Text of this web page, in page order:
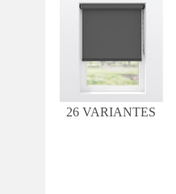
26 VARIANTES